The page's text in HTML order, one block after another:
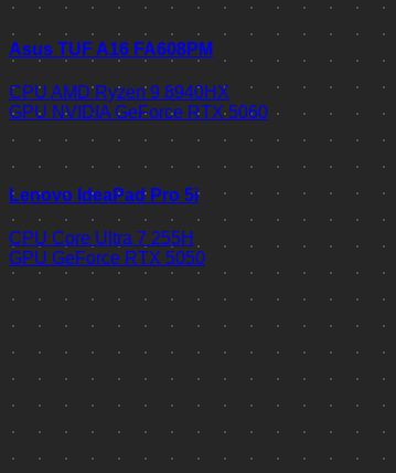
Asus TUF A16 FA608PM
CPU AMD Ryzen 9 8940HX
GPU NVIDIA GeForce RTX 5060
Lenovo IdeaPad Pro 5i
CPU Core Ultra 7 255H
GPU GeForce RTX 5050